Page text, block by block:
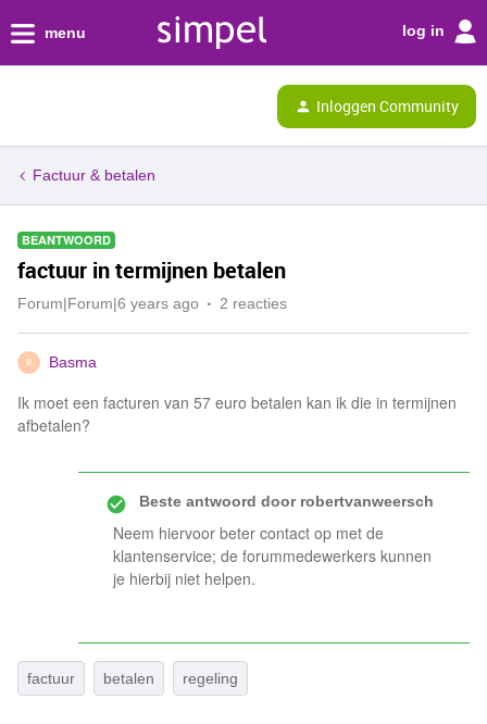
menu log in
Inloggen Community
Factuur & betalen
BEANTWOORD
factuur in termijnen betalen
Forum|Forum|6 years ago 2 reacties
B Basma
Ik moet een facturen van 57 euro betalen kan ik die in termijnen
afbetalen?
Beste antwoord doorrobertvanweersch
Neem hiervoor beter contact op met de
klantenservice; de forummedewerkers kunnen
je hierbij niet helpen.
factuur betalen regeling